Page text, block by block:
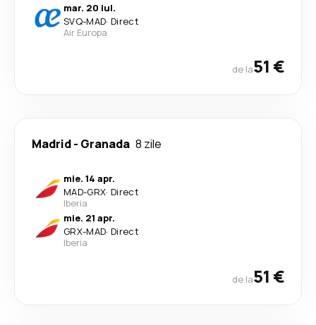
mar. 20 iul.
SVQ-MAD· Direct
Air Europa
de la51 €
Madrid- Granada 8 zile
mie. 14 apr.
MAD-GRX· Direct
Iberia
mie. 21 apr.
GRX-MAD· Direct
Iberia
de la51 €